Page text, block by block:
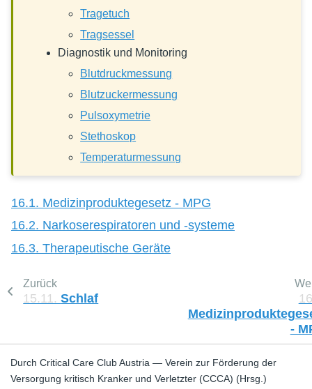
Tragetuch
Tragsessel
Diagnostik und Monitoring
Blutdruckmessung
Blutzuckermessung
Pulsoxymetrie
Stethoskop
Temperaturmessung
16.1. Medizinproduktegesetz - MPG
16.2. Narkoserespiratoren und -systeme
16.3. Therapeutische Geräte
Zurück
15.11.Schlaf
-
Durch Critical Care Club Austria — Verein zur Förderung der
Versorgung kritisch Kranker und Verletzter (CCCA) (Hrsg.)